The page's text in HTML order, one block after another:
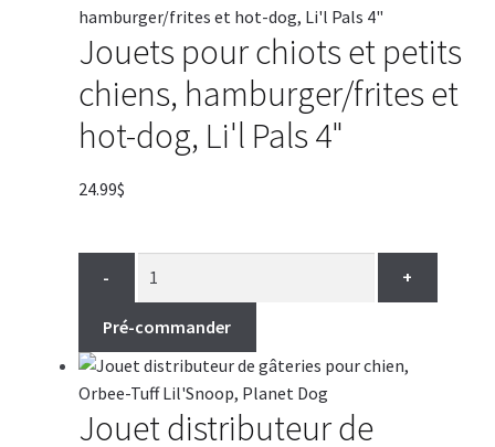
Jouets pour chiots et petits
chiens, hamburger/frites et
hot-dog, Li'l Pals 4"
24.99$
- +
Pré-commander
Jouet distributeur de